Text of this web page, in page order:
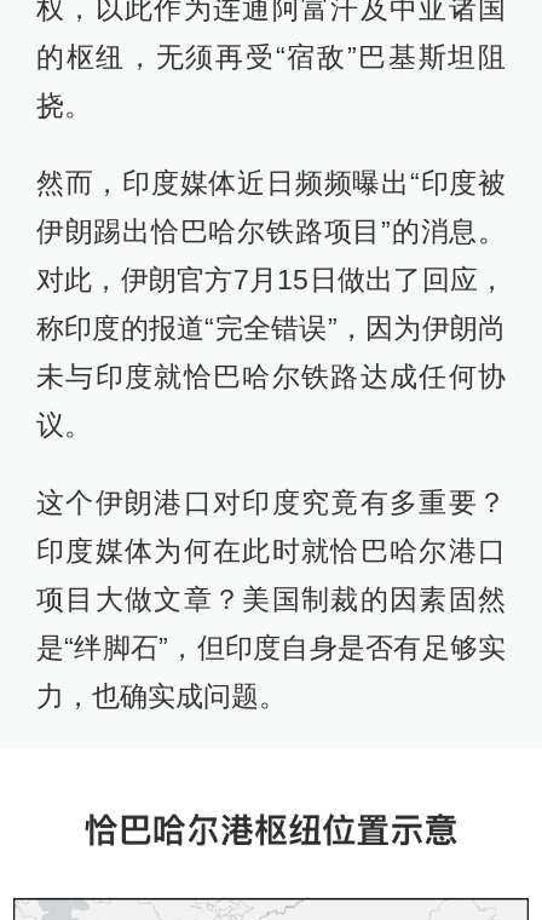
权，以此作为连通阿富汗及中亚诸国
的枢纽，无须再受“宿敌”巴基斯坦阻
挠。
然而，印度媒体近日频频曝出“印度被
伊朗踢出恰巴哈尔铁路项目”的消息。
对此，伊朗官方7月15日做出了回应，
称印度的报道“完全错误”，因为伊朗尚
未与印度就恰巴哈尔铁路达成任何协
议。
这个伊朗港口对印度究竟有多重要？
印度媒体为何在此时就恰巴哈尔港口
项目大做文章？美国制裁的因素固然
是“绊脚石”，但印度自身是否有足够实
力，也确实成问题。